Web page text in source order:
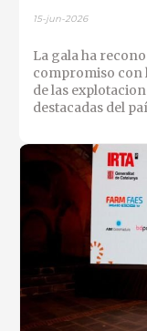
15-jun-2026
La gala ha
compromiso con
de las
destacadas del